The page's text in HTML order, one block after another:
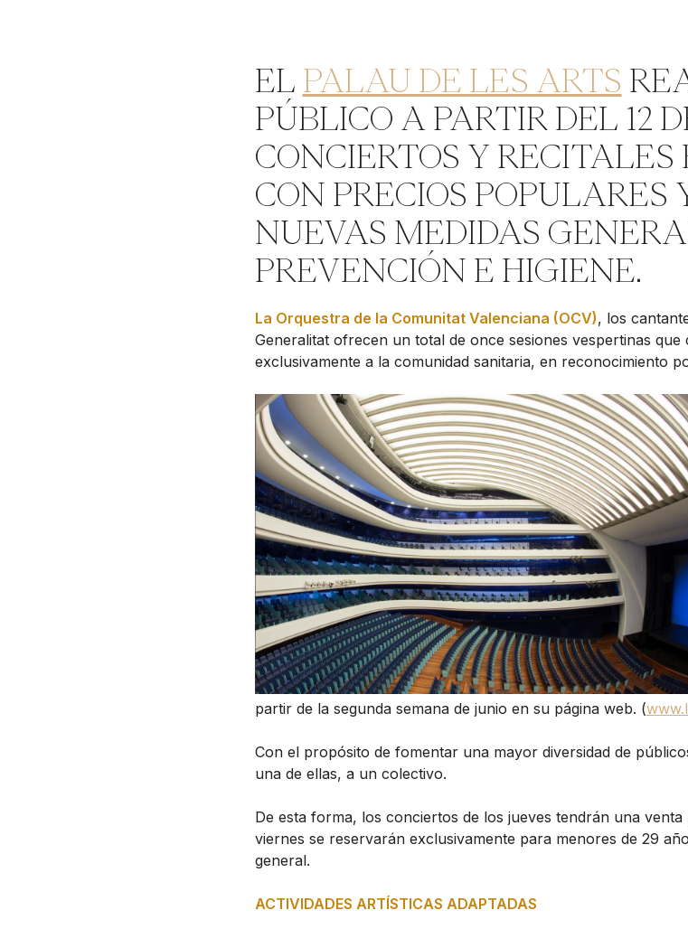
EL PALAU DE LES ARTS
PÚBLICO A PARTIR DEL 12
CONCIERTOS Y
CON PRECIOS
NUEVAS MEDIDAS
PREVENCIÓN E HIGIENE.
La Orquestra de la Comunitat Valenciana (OCV), los
Generalitat ofrecen un total de once sesiones vespertinas
exclusivamente a la comunidad sanitaria, en reconocimiento
partir de la segunda semana de junio en su página web. (
Con el propósito de fomentar una mayor diversidad de
una de ellas, a un colectivo.
De esta forma, los conciertos de los jueves tendrán una
viernes se reservarán exclusivamente para menores de 29
general.
ACTIVIDADES ARTÍSTICAS ADAPTADAS